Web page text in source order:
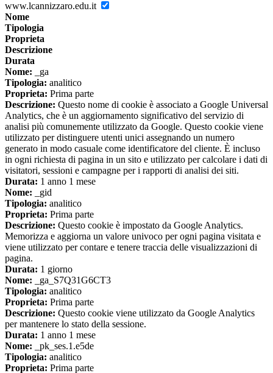
www.lcannizzaro.edu.it
Nome
Tipologia
Proprieta
Descrizione
Durata
Nome: _ga
Tipologia: analitico
Proprieta: Prima parte
Descrizione: Questo nome di cookie è associato a Google Universal
Analytics, che è un aggiornamento significativo del servizio di
analisi più comunemente utilizzato da Google. Questo cookie viene
utilizzato per distinguere utenti unici assegnando un numero
generato in modo casuale come identificatore del cliente. È incluso
in ogni richiesta di pagina in un sito e utilizzato per calcolare i dati di
visitatori, sessioni e campagne per i rapporti di analisi dei siti.
Durata: 1 anno 1 mese
Nome: _gid
Tipologia: analitico
Proprieta: Prima parte
Descrizione: Questo cookie è impostato da Google Analytics.
Memorizza e aggiorna un valore univoco per ogni pagina visitata e
viene utilizzato per contare e tenere traccia delle visualizzazioni di
pagina.
Durata: 1 giorno
Nome: _ga_S7Q31G6CT3
Tipologia: analitico
Proprieta: Prima parte
Descrizione: Questo cookie viene utilizzato da Google Analytics
per mantenere lo stato della sessione.
Durata: 1 anno 1 mese
Nome: _pk_ses.1.e5de
Tipologia: analitico
Proprieta: Prima parte